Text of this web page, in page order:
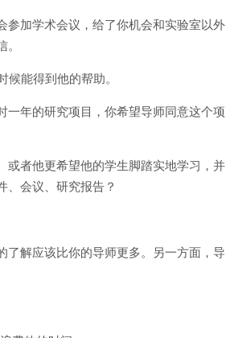
参加学术会议，给了你机会和实验室以外
能得到他的帮助。
年的研究项目，你希望导师同意这个项
或者他更希望他的学生脚踏实地学习，并
、会议、研究报告？
解应该比你的导师更多。另一方面，导